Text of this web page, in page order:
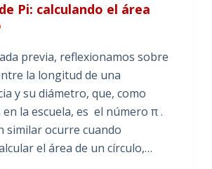
Pi: calculando el área
previa, reflexionamos sobre
la longitud de una
y su diámetro, que, como
la escuela, es el número π .
similar ocurre cuando
el área de un círculo,…